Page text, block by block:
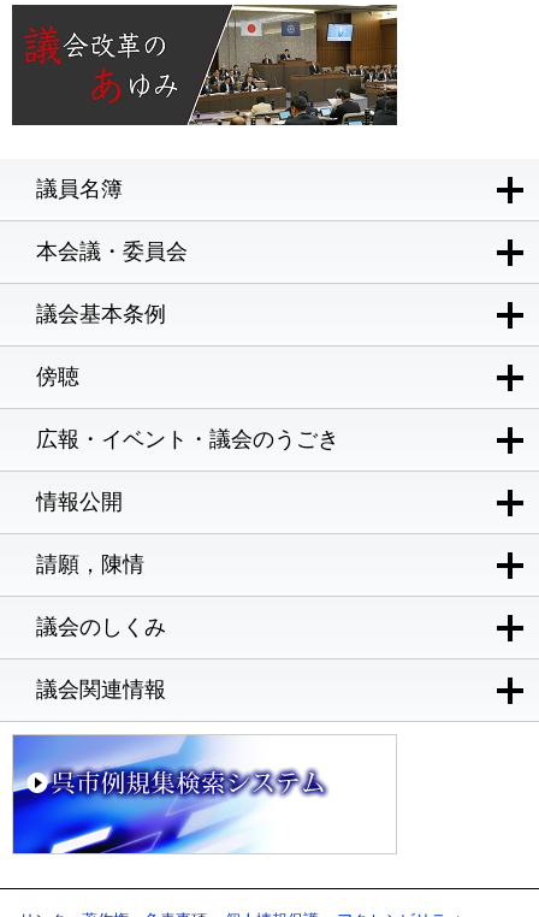
議員名簿
本会議・委員会
議会基本条例
傍聴
広報・イベント・議会のうごき
情報公開
請願，陳情
議会のしくみ
議会関連情報